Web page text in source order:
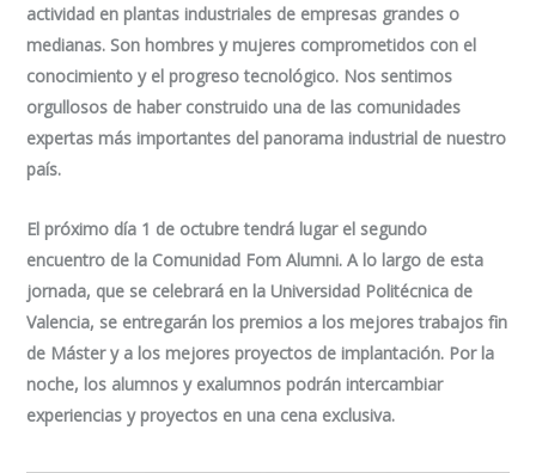
actividad en plantas industriales de empresas grandes o
medianas. Son hombres y mujeres comprometidos con el
conocimiento y el progreso tecnológico. Nos sentimos
orgullosos de haber construido una de las comunidades
expertas más importantes del panorama industrial de nuestro
país.
El próximo día 1 de octubre tendrá lugar el segundo
encuentro de la Comunidad Fom Alumni. A lo largo de esta
jornada, que se celebrará en la Universidad Politécnica de
Valencia, se entregarán los premios a los mejores trabajos fin
de Máster y a los mejores proyectos de implantación. Por la
noche, los alumnos y exalumnos podrán intercambiar
experiencias y proyectos en una cena exclusiva.